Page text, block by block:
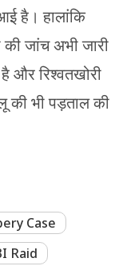
है। हालांकि
जांच अभी जारी
और रिश्वतखोरी
भी पड़ताल की
Case
Raid